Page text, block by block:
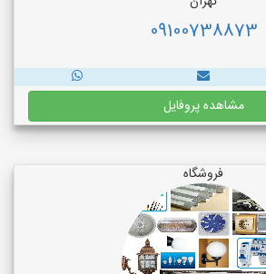
09100738873
مشاهده پروفایل
فروشگاه